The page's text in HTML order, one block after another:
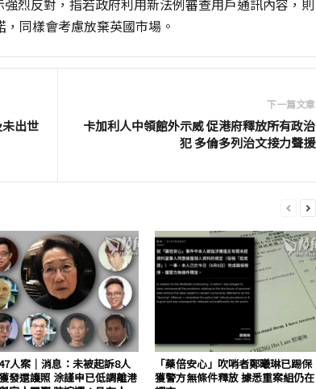
烈反對，指若政府利用新法例審查用戶通訊內容，則
同樣會考慮放棄英國市場。
出世
下一篇文章
卡加利人中領館外示威 促港府釋放所有政治
犯 多倫多列治文接力聲援
人案｜消息：未被起訴8人
發還護照 涂謹申已低調離港
「藥倍安心」吹哨者鄭曦琳已踢保
獲警方無條件釋放 據悉重案組仍在